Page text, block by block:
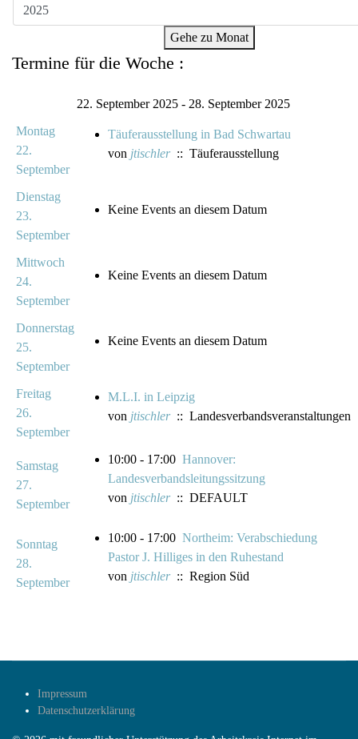
Gehe zu Monat
Termine für die Woche :
22. September 2025 - 28. September 2025
Montag
22.
September
Täuferausstellung in Bad Schwartau
von jtischler:: Täuferausstellung
Dienstag
23.
September
Keine Events an diesem Datum
Mittwoch
24.
September
Keine Events an diesem Datum
Donnerstag
25.
September
Keine Events an diesem Datum
Freitag
26.
September
M.L.I. in Leipzig
von jtischler:: Landesverbandsveranstaltungen
Samstag
27.
September
10:00 - 17:00 Hannover:
Landesverbandsleitungssitzung
von jtischler:: DEFAULT
Sonntag
28.
September
10:00 - 17:00 Northeim: Verabschiedung
Pastor J. Hilliges in den Ruhestand
von jtischler:: Region Süd
Impressum
Datenschutzerklärung